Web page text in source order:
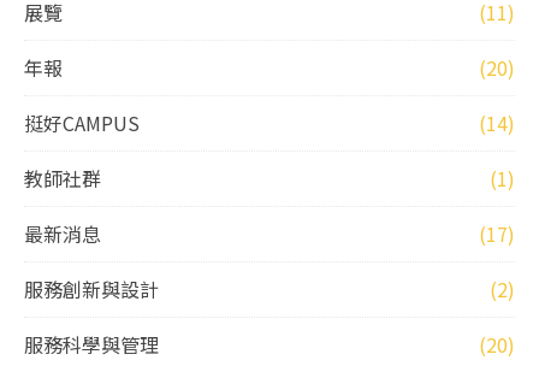
展覽
(11)
年報
(20)
挺好CAMPUS
(14)
教師社群
(1)
最新消息
(17)
服務創新與設計
(2)
服務科學與管理
(20)